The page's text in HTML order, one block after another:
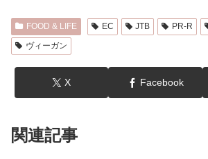
FOOD & LIFE EC JTB PR-R
ヴィーガン
X Facebook
関連記事